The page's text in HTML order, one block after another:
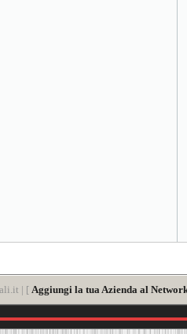
| [ Aggiungi la tua Azienda al